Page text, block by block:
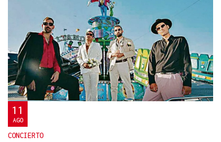
DATOS DEL INE
Gráfico | La compraventa de viviendas
experimentó su mejor junio en 19 años
11
AGO
CONCIERTO